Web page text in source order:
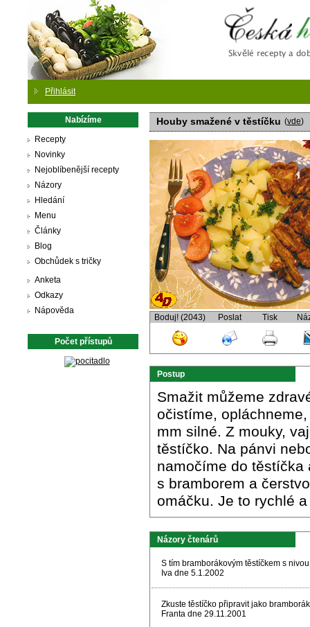
Přihlásit
Nabízíme
Recepty
Novinky
Nejoblíbenější recepty
Názory
Hledání
Menu
Články
Blog
Obchůdek s tričky
Anketa
Odkazy
Nápověda
Počet přístupů
Houby smažené v těstíčku (vde)
Boduj! (2043) Poslat Tisk
Postup
Smažit můžeme
očistíme,
mm silné. Z mouky,
těstíčko. Na pánvi
namočíme do těstíčka
s bramborem a
omáčku. Je to rychlé
Názory čtenárů
S tím bramborákovým těstíčkem s
Iva dne 5.1.2002
Zkuste těstíčko připravit jako
Franta dne 29.11.2001